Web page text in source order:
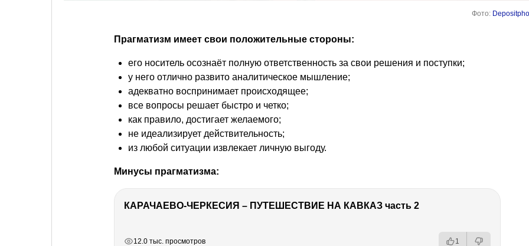
Фото:
Прагматизм имеет свои положительные стороны:
его носитель осознаёт полную ответственность за свои решения и поступки;
у него отлично развито аналитическое мышление;
адекватно воспринимает происходящее;
все вопросы решает быстро и четко;
как правило, достигает желаемого;
не идеализирует действительность;
из любой ситуации извлекает личную выгоду.
Минусы прагматизма:
КАРАЧАЕВО-ЧЕРКЕСИЯ – ПУТЕШЕСТВИЕ НА КАВКАЗ часть 2
12.0 тыс. просмотров 1